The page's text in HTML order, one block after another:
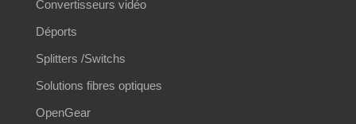
Convertisseurs vidéo
Déports
Splitters /Switchs
Solutions fibres optiques
OpenGear